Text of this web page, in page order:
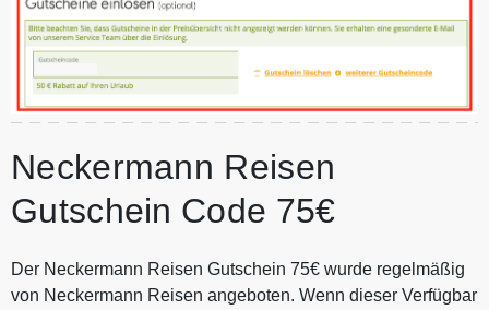
Neckermann Reisen
Gutschein Code 75€
Der Neckermann Reisen Gutschein 75€ wurde regelmäßig
von Neckermann Reisen angeboten. Wenn dieser Verfügbar